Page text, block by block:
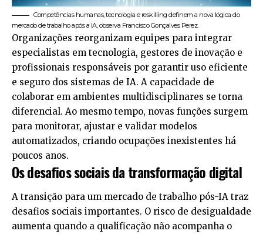
Competências humanas, tecnologia e reskilling definem a nova lógica do
mercado de trabalho após a IA, observa Francisco Gonçalves Perez.
Organizações reorganizam equipes para integrar
especialistas em tecnologia, gestores de inovação e
profissionais responsáveis por garantir uso eficiente
e seguro dos sistemas de IA. A capacidade de
colaborar em ambientes multidisciplinares se torna
diferencial. Ao mesmo tempo, novas funções surgem
para monitorar, ajustar e validar modelos
automatizados, criando ocupações inexistentes há
poucos anos.
Os desafios sociais da transformação digital
A transição para um mercado de trabalho pós-IA traz
desafios sociais importantes. O risco de desigualdade
aumenta quando a qualificação não acompanha o